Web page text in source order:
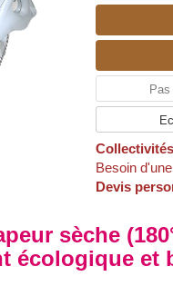
Visiter
Besoin
Devis
sèche
écologique et